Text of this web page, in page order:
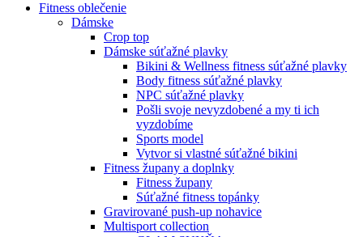
Fitness oblečenie
Dámske
Crop top
Dámske súťažné plavky
Bikini & Wellness fitness súťažné plavky
Body fitness súťažné plavky
NPC súťažné plavky
Pošli svoje nevyzdobené a my ti ich
vyzdobíme
Sports model
Vytvor si vlastné súťažné bikini
Fitness župany a doplnky
Fitness župany
Súťažné fitness topánky
Gravirované push-up nohavice
Multisport collection